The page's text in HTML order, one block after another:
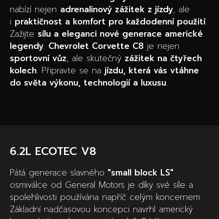
nabízí nejen adrenalinový zážitek z jízdy, ale
i praktičnost a komfort pro každodenní použití.
Zažijte sílu a eleganci nové generace americké
legendy. Chevrolet Corvette C8 je nejen
sportovní vůz, ale skutečný zážitek na čtyřech
kolech. Připravte se na jízdu, která vás vtáhne
do světa výkonu, technologií a luxusu.
6.2L ECOTEC V8
Pátá generace slavného "small block LS"
osmiválce od General Motors je díky své síle a
spolehlivosti používána napříč celým koncernem.
Základní nadčasovou koncepci navrhl americký